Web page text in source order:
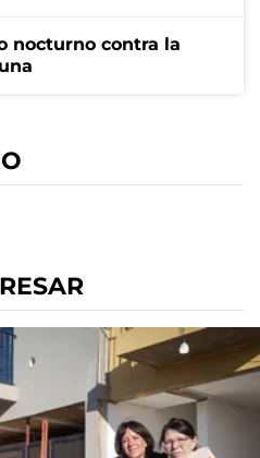
nocturno contra la